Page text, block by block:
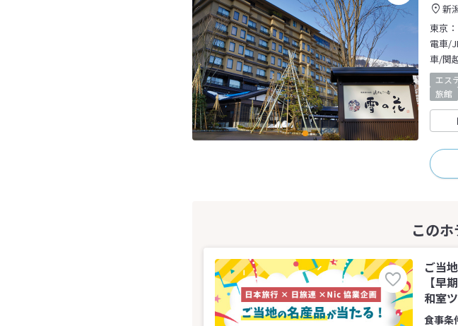
新
東京：
電車/
車/関
エス
旅館
ご当
【早
和室